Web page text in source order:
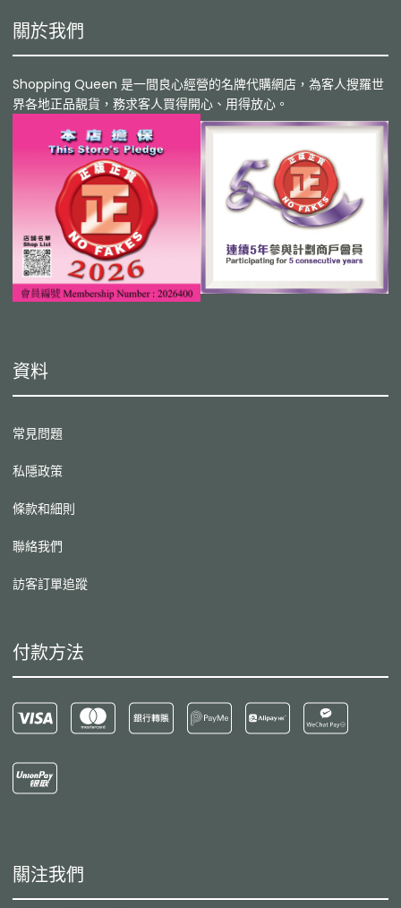
關於我們
Shopping Queen 是一間良心經營的名牌代購網店，為客人搜羅世
界各地正品靚貨，務求客人買得開心、用得放心。
資料
常見問題
私隱政策
條款和細則
聯絡我們
訪客訂單追蹤
付款方法
關注我們